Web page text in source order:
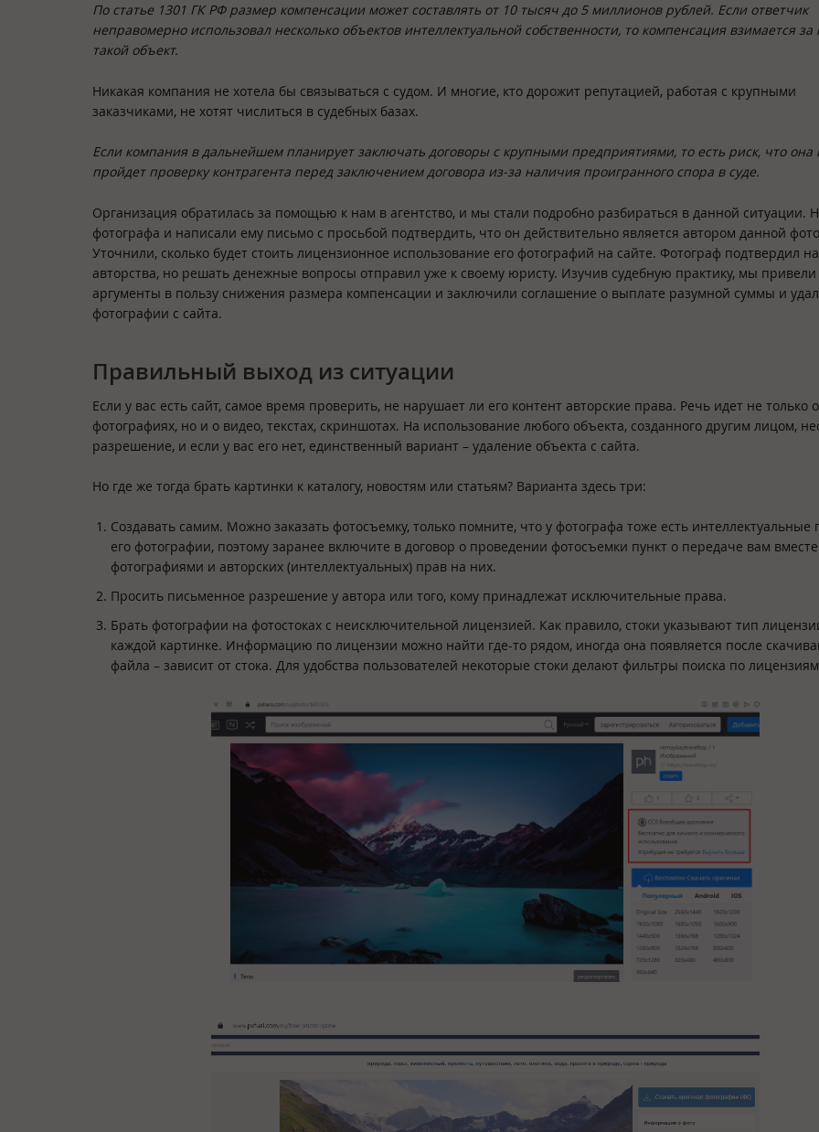
По статье 1301 ГК РФ размер компенсации может составлять от 10 тысяч до 5 миллионов рублей. Если ответчик
неправомерно использовал несколько объектов интеллектуальной собственности, то компенсация взимается
такой объект.
Никакая компания не хотела бы связываться с судом. И многие, кто дорожит репутацией, работая с крупными
заказчиками, не хотят числиться в судебных базах.
Если компания в дальнейшем планирует заключать договоры с крупными предприятиями, то есть риск, что она
пройдет проверку контрагента перед заключением договора из-за наличия проигранного спора в суде.
Организация обратилась за помощью к нам в агентство, и мы стали подробно разбираться в данной ситуации.
фотографа и написали ему письмо с просьбой подтвердить, что он действительно является автором данной
Уточнили, сколько будет стоить лицензионное использование его фотографий на сайте. Фотограф подтвердил
авторства, но решать денежные вопросы отправил уже к своему юристу. Изучив судебную практику, мы
аргументы в пользу снижения размера компенсации и заключили соглашение о выплате разумной суммы и
фотографии с сайта.
Правильный выход из ситуации
Если у вас есть сайт, самое время проверить, не нарушает ли его контент авторские права. Речь идет не только о
фотографиях, но и о видео, текстах, скриншотах. На использование любого объекта, созданного другим лицом,
разрешение, и если у вас его нет, единственный вариант – удаление объекта с сайта.
Но где же тогда брать картинки к каталогу, новостям или статьям? Варианта здесь три:
Создавать самим. Можно заказать фотосъемку, только помните, что у фотографа тоже есть интеллектуальные
его фотографии, поэтому заранее включите в договор о проведении фотосъемки пункт о передаче вам вместе
фотографиями и авторских (интеллектуальных) прав на них.
Просить письменное разрешение у автора или того, кому принадлежат исключительные права.
Брать фотографии на фотостоках с неисключительной лицензией. Как правило, стоки указывают тип
каждой картинке. Информацию по лицензии можно найти где-то рядом, иногда она появляется после
файла – зависит от стока. Для удобства пользователей некоторые стоки делают фильтры поиска по